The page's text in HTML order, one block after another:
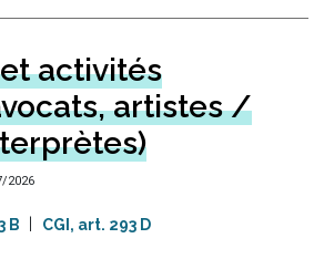
activités
artistes /
2026
B CGI, art. 293 D